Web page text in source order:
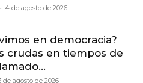
- 4 de agosto de 2026
en democracia?
crudas en tiempos de
de agosto de 2026